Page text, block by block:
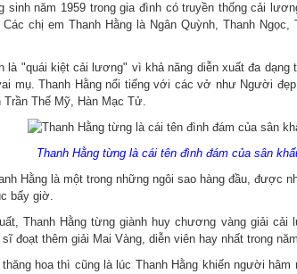
sinh năm 1959 trong gia đình có truyền thống cải
chị em Thanh Hằng là Ngân Quỳnh, Thanh Ngọc,
là "quái kiệt cải lương" vì khả năng diễn xuất đa
mụ. Thanh Hằng nổi tiếng với các vở như Người
Trần Thế Mỹ, Hàn Mạc Tử.
Thanh Hằng từng là cái tên đình đám của sân
Hằng là một trong những ngôi sao hàng đầu, được
bấy giờ.
Thanh Hằng từng giành huy chương vàng giải cải
đoạt thêm giải Mai Vàng, diễn viên hay nhất trong
hoa thì cũng là lúc Thanh Hằng khiến người